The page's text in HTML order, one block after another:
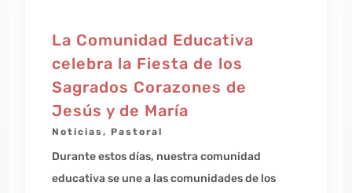
La Comunidad Educativa
celebra la Fiesta de los
Sagrados Corazones de
Jesús y de María
Noticias, Pastoral
Durante estos días, nuestra comunidad
educativa se une a las comunidades de los